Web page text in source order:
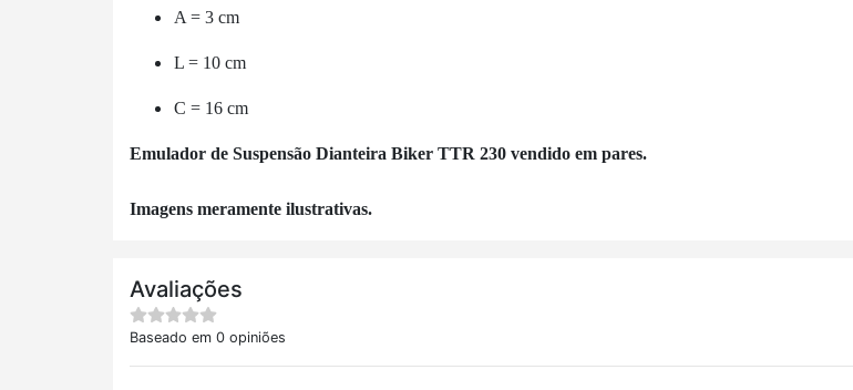
A = 3 cm
L = 10 cm
C = 16 cm
Emulador de Suspensão Dianteira Biker TTR 230 vendido em pares.
Imagens meramente ilustrativas.
Avaliações
Baseado em 0 opiniões